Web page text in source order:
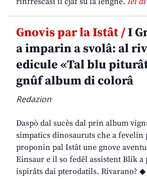
Gnovis par la Istât /I
a imparin a svolâ: al
edicule «Tal blu
gnûf album di colorâ
Redazion
Daspò dal sucès dal prin album
simpatics dinosauruts che a fevelin
proponin pal Istât une gnove
Einsaur e il so fedêl assistent Blik
ispirâts dai pterodatils. Rivarano?